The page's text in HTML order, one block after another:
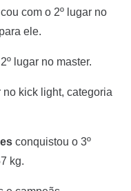
com o 2º lugar no
ele.
lugar no master.
no kick light, categoria
conquistou o 3º
kg.